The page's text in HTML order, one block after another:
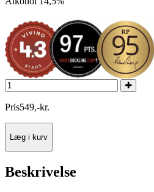
Pris549,-kr.
Læg i kurv
Beskrivelse